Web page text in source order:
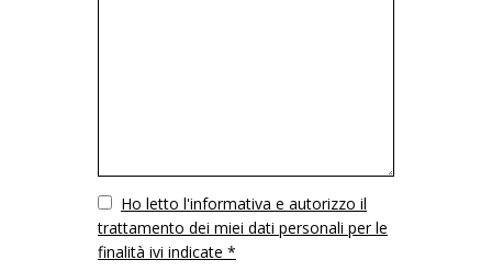
VuotoHo letto l'informativa e autorizzo il
trattamento dei miei dati personali per le
finalità ivi indicate *